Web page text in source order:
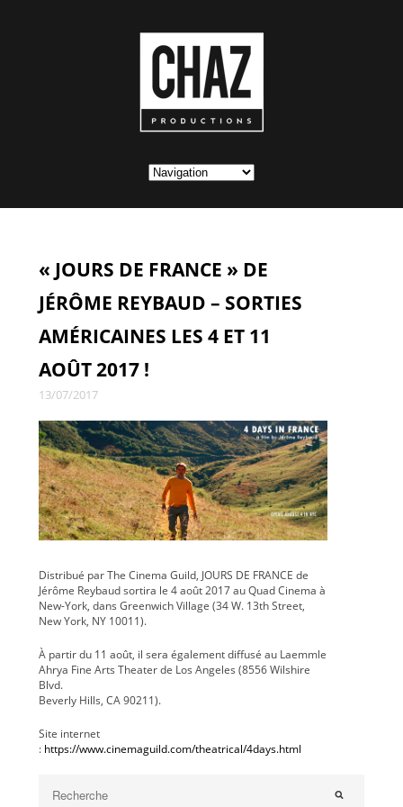
« JOURS DE FRANCE » DE
JÉRÔME REYBAUD – SORTIES
AMÉRICAINES LES 4 ET 11
AOÛT 2017 !
13/07/2017
Distribué par The Cinema Guild, JOURS DE FRANCE de
Jérôme Reybaud sortira le 4 août 2017 au Quad Cinema à
New-York, dans Greenwich Village (34 W. 13th Street,
New York, NY 10011).
À partir du 11 août, il sera également diffusé au Laemmle
Ahrya Fine Arts Theater de Los Angeles (8556 Wilshire
Blvd.
Beverly Hills, CA 90211).
Site internet
: https://www.cinemaguild.com/theatrical/4days.html